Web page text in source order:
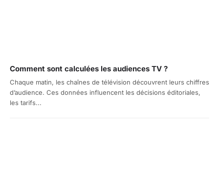
Comment sont calculées les audiences TV ?
Chaque matin, les chaînes de télévision découvrent leurs chiffres
d’audience. Ces données influencent les décisions éditoriales,
les tarifs...